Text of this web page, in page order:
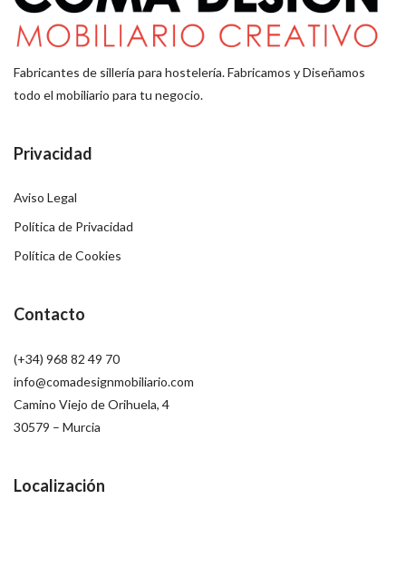
Fabricantes de sillería para hostelería. Fabricamos y Diseñamos
todo el mobiliario para tu negocio.
Privacidad
Aviso Legal
Política de Privacidad
Política de Cookies
Contacto
(+34) 968 82 49 70
info@comadesignmobiliario.com
Camino Viejo de Orihuela, 4
30579 – Murcia
Localización